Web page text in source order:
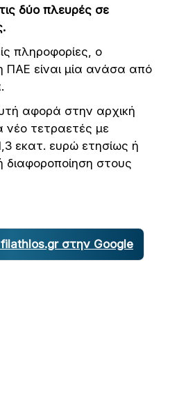
δύο πλευρές σε
πληροφορίες, o
ΠΑΕ είναι μία ανάσα από
αφορά στην αρχική
τετραετές με
εκατ. ευρώ ετησίως ή
διαφοροποίηση στους
στην Google